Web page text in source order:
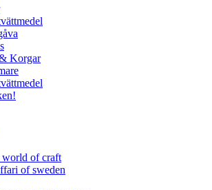
Korgar
world of craft
of sweden